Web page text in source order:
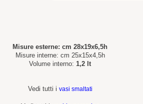
Misure esterne: cm 28x19x6,5h
Misure interne: cm 25x15x4,5h
Volume interno: 1,2 lt
Vedi tutti i vasi smaltati